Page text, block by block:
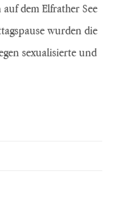
dem Elfrather See
wurden die
sexualisierte und